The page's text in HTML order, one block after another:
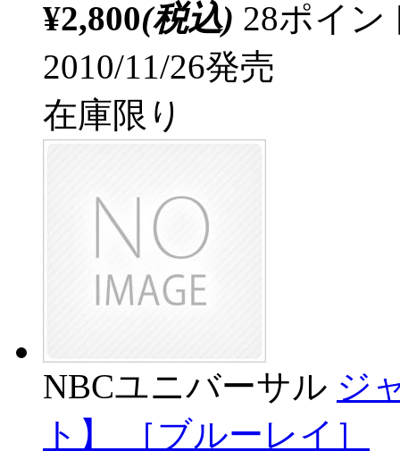
¥2,800(税込) 28ポイ
2010/11/26発売
在庫限り
NBCユニバーサル ジ
ト】 ［ブルーレイ］